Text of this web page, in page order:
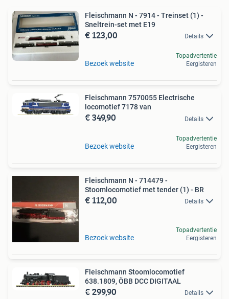
Fleischmann N - 7914 - Treinset (1) -
Sneltrein-set met E19
€ 123,00 Details
Bezoek website
Topadvertentie
Eergisteren
Fleischmann 7570055 Electrische
locomotief 7178 van
€ 349,90 Details
Bezoek website
Topadvertentie
Eergisteren
Fleischmann N - 714479 -
Stoomlocomotief met tender (1) - BR
€ 112,00 Details
Bezoek website
Topadvertentie
Eergisteren
Fleischmann Stoomlocomotief
638.1809, ÖBB DCC DIGITAAL
€ 299,90 Details